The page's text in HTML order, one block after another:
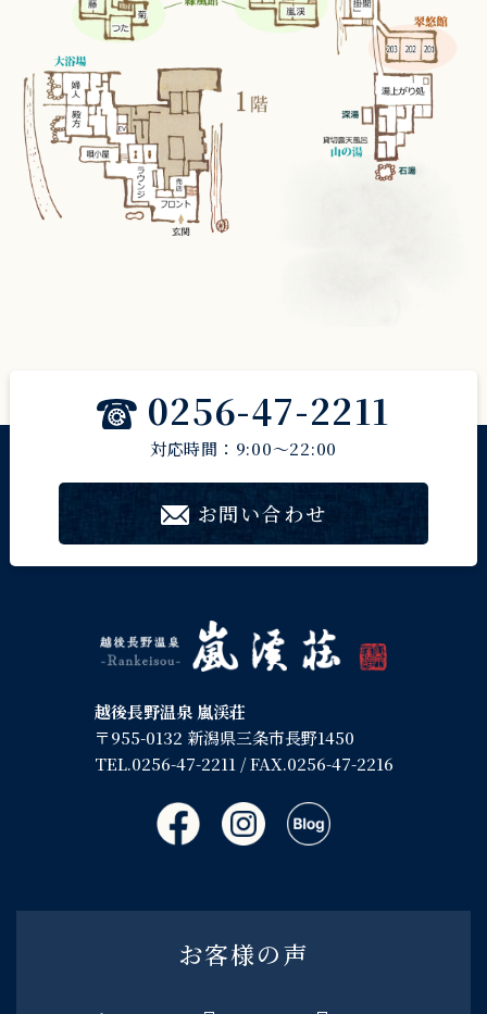
0256-47-2211
対応時間：9:00～22:00
お問い合わせ
越後長野温泉 嵐渓荘
〒955-0132 新潟県三条市長野1450
TEL.0256-47-2211/ FAX.0256-47-2216
お客様の声